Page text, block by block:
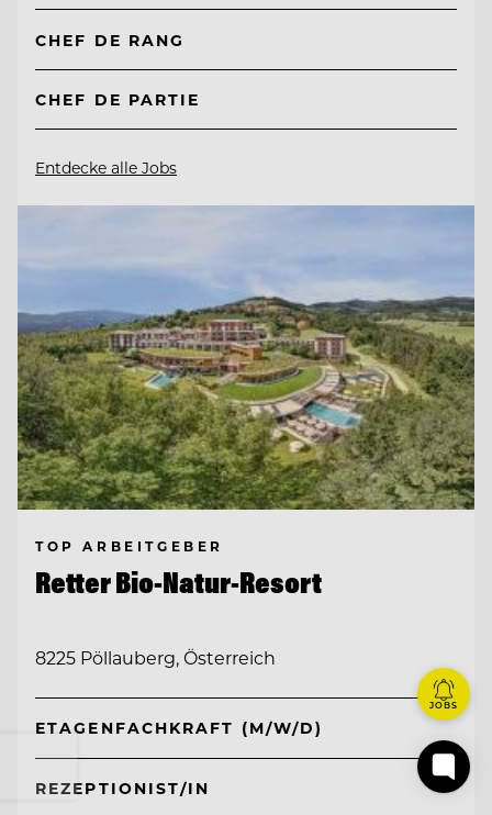
CHEF DE RANG
CHEF DE PARTIE
Entdecke alle Jobs
TOP ARBEITGEBER
Retter Bio-Natur-Resort
8225 Pöllauberg, Österreich
ETAGENFACHKRAFT (M/W/D)
REZEPTIONIST/IN
JOBS